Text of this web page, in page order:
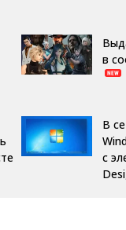
в
В
с